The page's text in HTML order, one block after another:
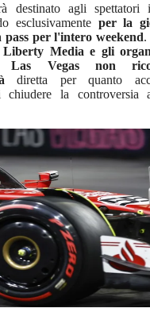
destinato agli spettatori
esclusivamenteper la
per l'intero weekend.
Liberty Media e gli
Vegas non
diretta per quanto
chiudere la controversia